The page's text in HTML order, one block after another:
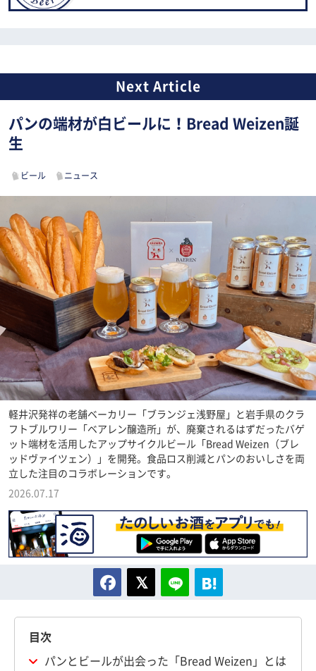
パンの端材が白ビールに！Bread Weizen誕
生
ビール ニュース
軽井沢発祥の老舗ベーカリー「ブランジェ浅野屋」と岩手県のクラ
フトブルワリー「ベアレン醸造所」が、廃棄されるはずだったバゲ
ット端材を活用したアップサイクルビール「Bread Weizen（ブレ
ッドヴァイツェン）」を開発。食品ロス削減とパンのおいしさを両
立した注目のコラボレーションです。
2026.07.17
目次
パンとビールが出会った「Bread Weizen」とは